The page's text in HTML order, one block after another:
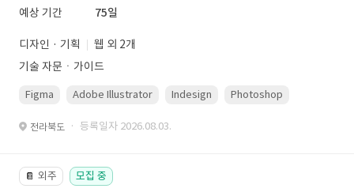
예상 기간
75일
디자인 · 기획
웹 외 2개
기술 자문ㆍ가이드
Figma Adobe Illustrator Indesign Photoshop
전라북도 · 등록일자 2026.08.03.
📔 외주 모집 중